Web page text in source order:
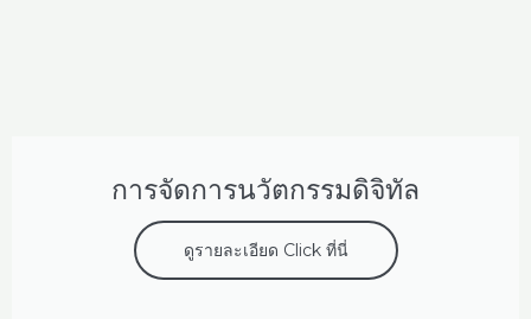
การจัดการนวัตกรรมดิจิทัล
ดูรายละเอียด Click ที่นี่